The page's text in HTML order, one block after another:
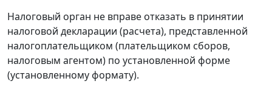
Налоговый орган не вправе отказать в принятии
налоговой декларации (расчета), представленной
налогоплательщиком (плательщиком сборов,
налоговым агентом) по установленной форме
(установленному формату).